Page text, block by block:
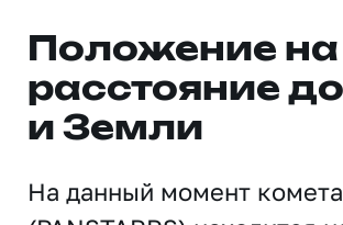
Положение на
расстояние
и Земли
На данный момент